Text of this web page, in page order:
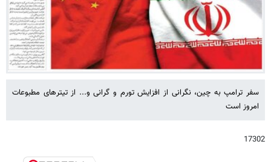
سفر ترامپ به چین، نگرانی از افزایش تورم و گرانی و... از تیترهای مطبوعات
امروز است
17302